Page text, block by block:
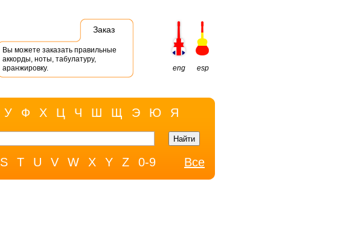
Заказ
Вы можете заказать правильные
аккорды, ноты, табулатуру,
аранжировку.
eng esp
У Ф Х Ц Ч Ш Щ Э Ю Я
S T U V W X Y Z 0-9 Все